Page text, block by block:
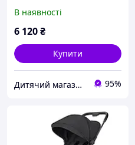
В наявності
6 120₴
Купити
Дитячий магазин "Плюшевий Зайка" 95%